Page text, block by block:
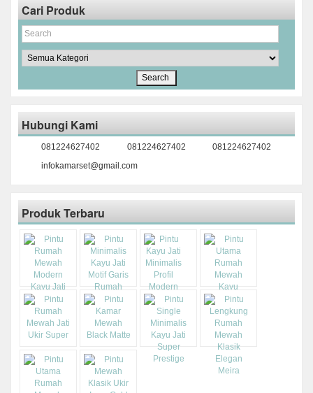
Cari Produk
Hubungi Kami
081224627402 081224627402
081224627402
infokamarset@gmail.com
Produk Terbaru